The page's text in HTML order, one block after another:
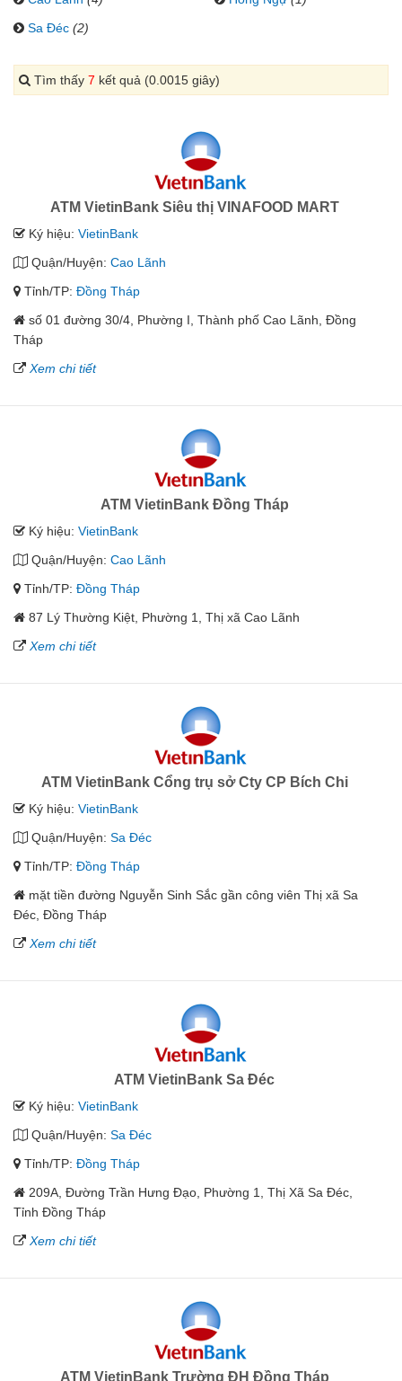
Sa Đéc (2)
Tìm thấy 7 kết quả (0.0015 giây)
ATM VietinBank Siêu thị VINAFOOD MART
Ký hiệu: VietinBank
Quận/Huyện: Cao Lãnh
Tỉnh/TP: Đồng Tháp
số 01 đường 30/4, Phường I, Thành phố Cao Lãnh, Đồng
Tháp
Xem chi tiết
ATM VietinBank Đồng Tháp
Ký hiệu: VietinBank
Quận/Huyện: Cao Lãnh
Tỉnh/TP: Đồng Tháp
87 Lý Thường Kiệt, Phường 1, Thị xã Cao Lãnh
Xem chi tiết
ATM VietinBank Cổng trụ sở Cty CP Bích Chi
Ký hiệu: VietinBank
Quận/Huyện: Sa Đéc
Tỉnh/TP: Đồng Tháp
mặt tiền đường Nguyễn Sinh Sắc gần công viên Thị xã Sa
Đéc, Đồng Tháp
Xem chi tiết
ATM VietinBank Sa Đéc
Ký hiệu: VietinBank
Quận/Huyện: Sa Đéc
Tỉnh/TP: Đồng Tháp
209A, Đường Trần Hưng Đạo, Phường 1, Thị Xã Sa Đéc,
Tỉnh Đồng Tháp
Xem chi tiết
ATM VietinBank Trường ĐH Đồng Tháp